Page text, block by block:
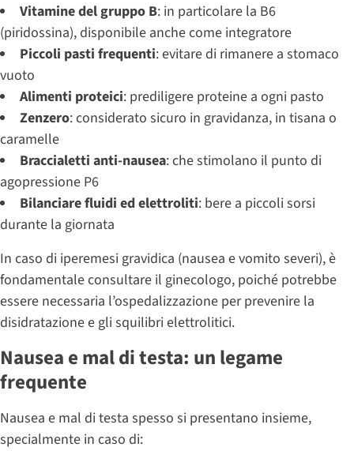
Vitamine del gruppo B: in particolare la B6
(piridossina), disponibile anche come integratore
Piccoli pasti frequenti: evitare di rimanere a stomaco
vuoto
Alimenti proteici: prediligere proteine a ogni pasto
Zenzero: considerato sicuro in gravidanza, in tisana o
caramelle
Braccialetti anti-nausea: che stimolano il punto di
agopressione P6
Bilanciare fluidi ed elettroliti: bere a piccoli sorsi
durante la giornata
In caso di iperemesi gravidica (nausea e vomito severi), è
fondamentale consultare il ginecologo, poiché potrebbe
essere necessaria l’ospedalizzazione per prevenire la
disidratazione e gli squilibri elettrolitici.
Nausea e mal di testa: un legame
frequente
Nausea e mal di testa spesso si presentano insieme,
specialmente in caso di: